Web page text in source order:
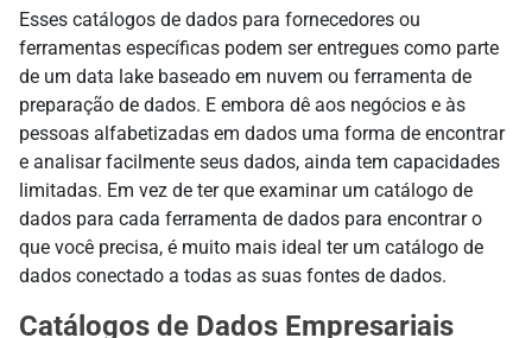
Esses catálogos de dados para fornecedores ou
ferramentas específicas podem ser entregues como parte
de um data lake baseado em nuvem ou ferramenta de
preparação de dados. E embora dê aos negócios e às
pessoas alfabetizadas em dados uma forma de encontrar
e analisar facilmente seus dados, ainda tem capacidades
limitadas. Em vez de ter que examinar um catálogo de
dados para cada ferramenta de dados para encontrar o
que você precisa, é muito mais ideal ter um catálogo de
dados conectado a todas as suas fontes de dados.
Catálogos de Dados Empresariais